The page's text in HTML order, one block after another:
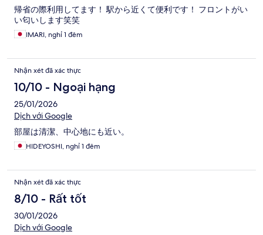
帰省の際利用してます！ 駅から近くて便利です！ フロントがい
い匂いします笑笑
IMARI, nghỉ 1 đêm
Nhận xét đã xác thực
10/10 - Ngoại hạng
25/01/2026
Dịch với Google
部屋は清潔、中心地にも近い。
HIDEYOSHI, nghỉ 1 đêm
Nhận xét đã xác thực
8/10 - Rất tốt
30/01/2026
Dịch với Google